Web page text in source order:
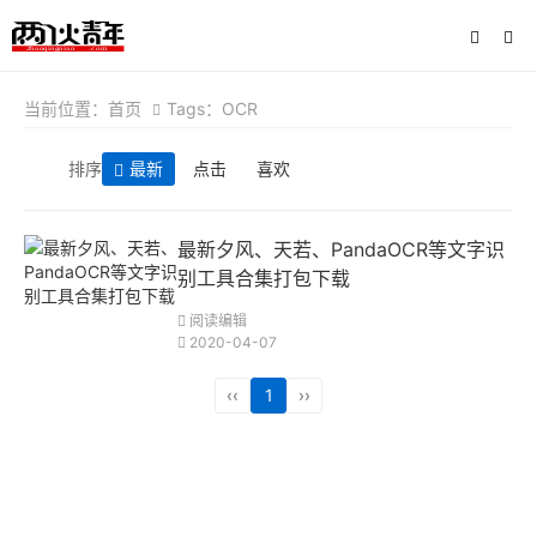
当前位置： 首页 Tags：OCR
排序 最新 点击 喜欢
最新夕风、天若、PandaOCR等文字识
别工具合集打包下载
阅读编辑
2020-04-07
‹‹ 1 ››